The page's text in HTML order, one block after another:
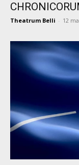
Theatrum Belli - 12